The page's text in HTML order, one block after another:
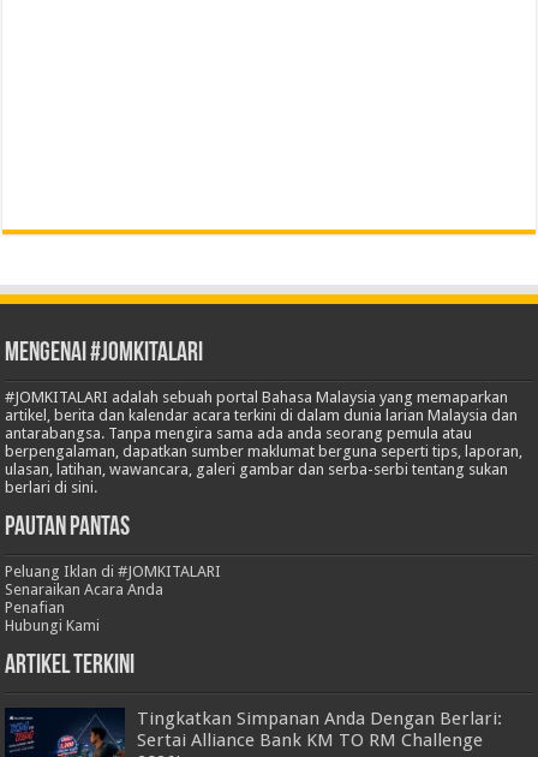
Mengenai #JOMKITALARI
#JOMKITALARI adalah sebuah portal Bahasa Malaysia yang memaparkan
artikel, berita dan kalendar acara terkini di dalam dunia larian Malaysia dan
antarabangsa. Tanpa mengira sama ada anda seorang pemula atau
berpengalaman, dapatkan sumber maklumat berguna seperti tips, laporan,
ulasan, latihan, wawancara, galeri gambar dan serba-serbi tentang sukan
berlari di sini.
Pautan Pantas
Peluang Iklan di #JOMKITALARI
Senaraikan Acara Anda
Penafian
Hubungi Kami
Artikel Terkini
Tingkatkan Simpanan Anda Dengan Berlari:
Sertai Alliance Bank KM TO RM Challenge